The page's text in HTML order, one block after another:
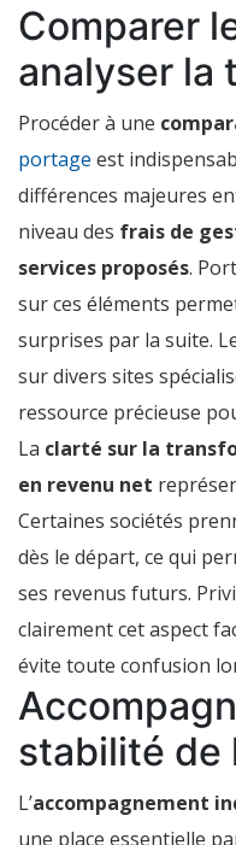
Comparer
analyser la
Procéder à une
portage est
différences majeures
niveau des frais de
services proposés.
sur ces éléments
surprises par la suite.
sur divers sites
ressource précieuse
La clarté sur la
en revenu net
Certaines sociétés
dès le départ, ce qui
ses revenus futurs.
clairement cet aspect
évite toute confusion
stabilité de
L’accompagnement
une place essentielle